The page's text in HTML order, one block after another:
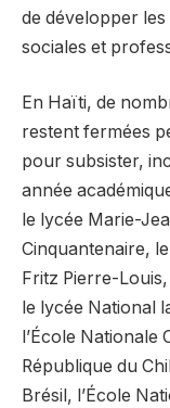
de développer
sociales et
En Haïti, de
restent fermées
pour subsister,
année
le lycée Marie-
Cinquantenaire,
Fritz Pierre-
le lycée National
l’École
République du
Brésil, l’École